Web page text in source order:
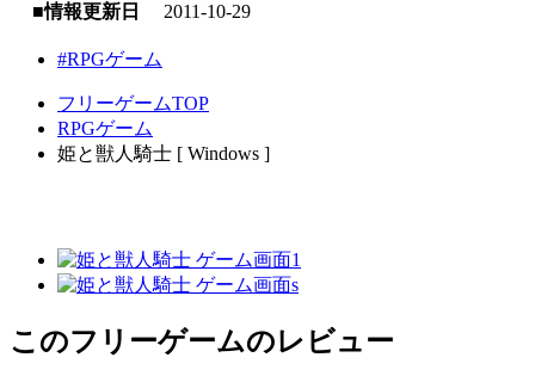
■情報更新日
2011-10-29
#RPGゲーム
フリーゲームTOP
RPGゲーム
姫と獣人騎士 [ Windows ]
このフリーゲームのレビュー